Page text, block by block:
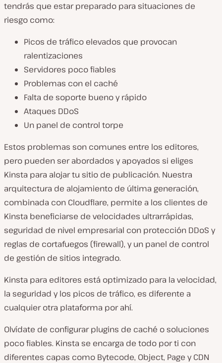
tendrás que estar preparado para situaciones de
riesgo como:
Picos de tráfico elevados que provocan
ralentizaciones
Servidores poco fiables
Problemas con el caché
Falta de soporte bueno y rápido
Ataques DDoS
Un panel de control torpe
Estos problemas son comunes entre los editores,
pero pueden ser abordados y apoyados si eliges
Kinsta para alojar tu sitio de publicación. Nuestra
arquitectura de alojamiento de última generación,
combinada con Cloudflare, permite a los clientes de
Kinsta beneficiarse de velocidades ultrarrápidas,
seguridad de nivel empresarial con protección DDoS y
reglas de cortafuegos (firewall), y un panel de control
de gestión de sitios integrado.
Kinsta para editores está optimizado para la velocidad,
la seguridad y los picos de tráfico, es diferente a
cualquier otra plataforma por ahí.
Olvídate de configurar plugins de caché o soluciones
poco fiables. Kinsta se encarga de todo por ti con
diferentes capas como Bytecode, Object, Page y CDN